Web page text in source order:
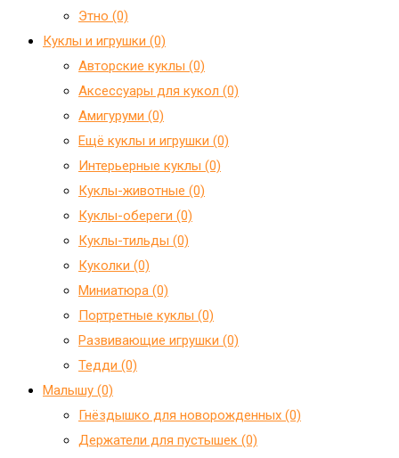
Этно (0)
Куклы и игрушки (0)
Авторские куклы (0)
Аксессуары для кукол (0)
Амигуруми (0)
Ещё куклы и игрушки (0)
Интерьерные куклы (0)
Куклы-животные (0)
Куклы-обереги (0)
Куклы-тильды (0)
Куколки (0)
Миниатюра (0)
Портретные куклы (0)
Развивающие игрушки (0)
Тедди (0)
Малышу (0)
Гнёздышко для новорожденных (0)
Держатели для пустышек (0)